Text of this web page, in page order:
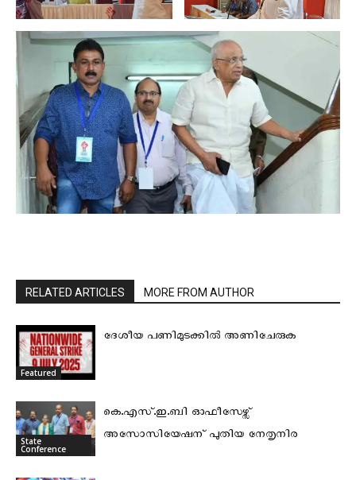
RELATED ARTICLES MORE FROM AUTHOR
Featured
ദേശീയ പണിമുടക്കില്‍ അണിചേരുക
State
Conference
കെ.എസ്.ഇ.ബി ഓഫീസേഴ്സ്
അസോസിയേഷന് പുതിയ നേതൃനിര